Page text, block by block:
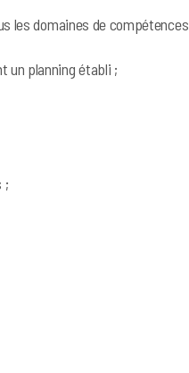
les domaines de compétences
un planning établi ;
;